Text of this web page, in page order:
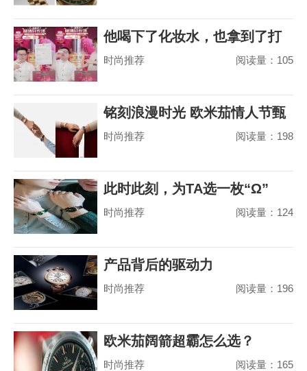
他喝下了化妆水，也拿到了打
赢山茶花之争的
时尚推荐 阅读量：105
铭刻浪漫时光 欧米茄情人节甄
选
时尚推荐 阅读量：198
此时此刻，为TA选一枚“Ω”
时尚推荐 阅读量：124
产品背后的驱动力
时尚推荐 阅读量：196
欧米茄阔箭超霸怎么选？
时尚推荐 阅读量：165